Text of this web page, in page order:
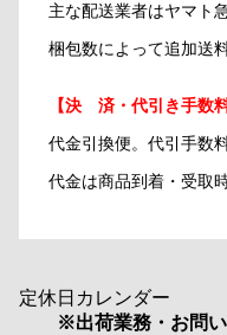
主な配送業者はヤマト急
梱包数によって追加送
【決 済・代引き手数料
代金引換便。代引手数
代金は商品到着・受取
定休日カレンダー
※出荷業務・お問い